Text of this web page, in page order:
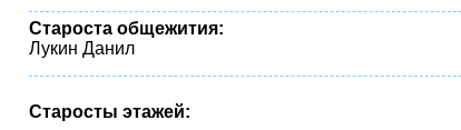
Староста общежития:
Лукин Данил
Старосты этажей: